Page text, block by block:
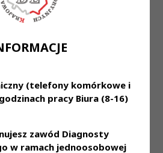
(telefony komórkowe i
pracy Biura (8-16)
zawód Diagnosty
w ramach jednoosobowej
KRDL z dnia 6.08.2026